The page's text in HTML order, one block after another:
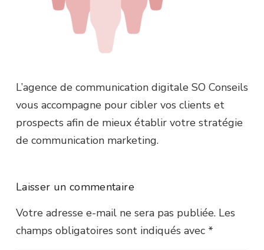
L’agence de communication digitale SO Conseils
vous accompagne pour cibler vos clients et
prospects afin de mieux établir votre stratégie
de communication marketing.
Laisser un commentaire
Votre adresse e-mail ne sera pas publiée. Les
champs obligatoires sont indiqués avec *